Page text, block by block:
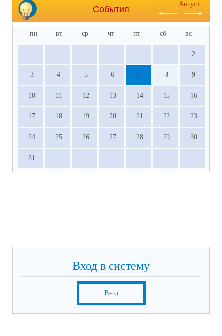
События
Август
пн вт ср чт пт сб вс
1 2
3 4 5 6 7 8 9
10 11 12 13 14 15 16
17 18 19 20 21 22 23
24 25 26 27 28 29 30
31
Вход в систему
Вход